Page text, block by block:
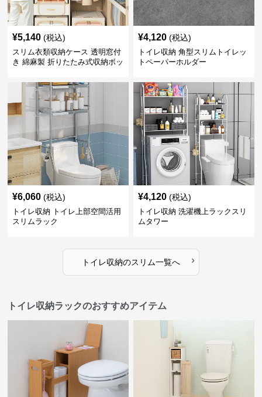
¥5,140 (税込)
スリム衣類収納ケース 透明窓付
き 綿麻製 折りたたみ式収納ボッ
¥4,120 (税込)
トイレ収納 角型スリムトイレッ
トペーパーホルダー
¥6,060 (税込)
トイレ収納 トイレ上部空間活用
スリムラック
¥4,120 (税込)
トイレ収納 洗濯機上ラックスリ
ムタワー
トイレ収納のスリム一覧へ ›
トイレ収納ラックのおすすめアイテム